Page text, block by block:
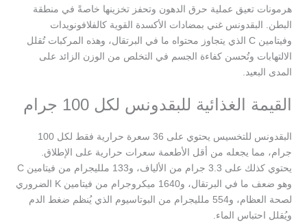
هرمونات تعيق عملية حرق الدهون وتحفز تخزينها خاصةً في منطقة
البطن. البقدونس غني بمضادات الأكسدة القوية كالفلافونويدات
وفيتامين C الذي يتجاوز محتواه ما في البرتقال، وهذه المركبات تُقلل
الالتهابات وتُحسن كفاءة الجسم في التخلص من الوزن الزائد على
المدى البعيد.
القيمة الغذائية للبقدونس لكل 100 جرام
البقدونس للتخسيس يحتوي على 36 سعرة حرارية فقط لكل 100
جرام، مما يجعله من أقل الأطعمة سعرات حرارية على الإطلاق.
يحتوي كذلك على 3.3 جرام من الألياف، و133 ملليجرام من فيتامين C
وهو ضعف ما في البرتقال، و1640 ميكروجرام من فيتامين K الضروري
لصحة العظام، و554 ملليجرام من البوتاسيوم الذي يُنظم ضغط الدم
ويُقلل احتباس الماء.